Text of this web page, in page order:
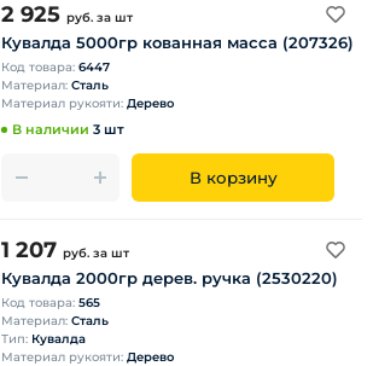
2 925 руб. за шт
Кувалда 5000гр кованная масса (207326)
Код товара: 6447
Материал: Сталь
Материал рукояти: Дерево
В наличии 3 шт
В корзину
1 207 руб. за шт
Кувалда 2000гр дерев. ручка (2530220)
Код товара: 565
Материал: Сталь
Тип: Кувалда
Материал рукояти: Дерево